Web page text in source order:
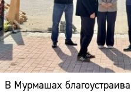
В Мурмашах